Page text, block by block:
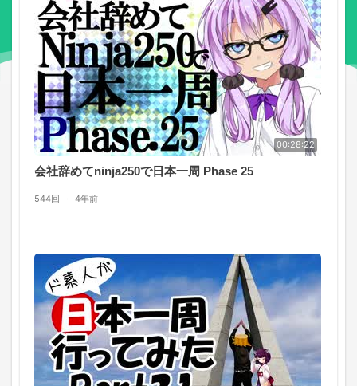
00:28:22
会社辞めてninja250で日本一周 Phase 25
544回 · 4年前